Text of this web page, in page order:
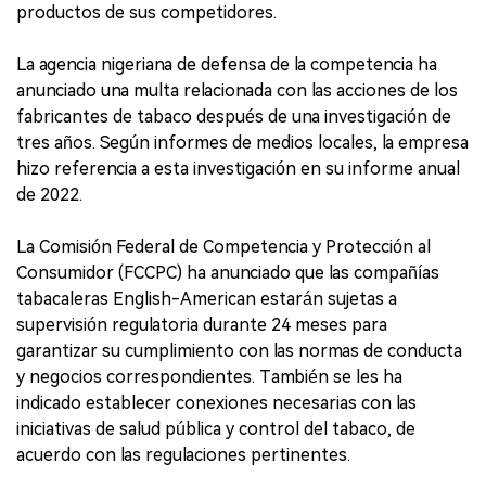
productos de sus competidores.
La agencia nigeriana de defensa de la competencia ha
anunciado una multa relacionada con las acciones de los
fabricantes de tabaco después de una investigación de
tres años. Según informes de medios locales, la empresa
hizo referencia a esta investigación en su informe anual
de 2022.
La Comisión Federal de Competencia y Protección al
Consumidor (FCCPC) ha anunciado que las compañías
tabacaleras English-American estarán sujetas a
supervisión regulatoria durante 24 meses para
garantizar su cumplimiento con las normas de conducta
y negocios correspondientes. También se les ha
indicado establecer conexiones necesarias con las
iniciativas de salud pública y control del tabaco, de
acuerdo con las regulaciones pertinentes.